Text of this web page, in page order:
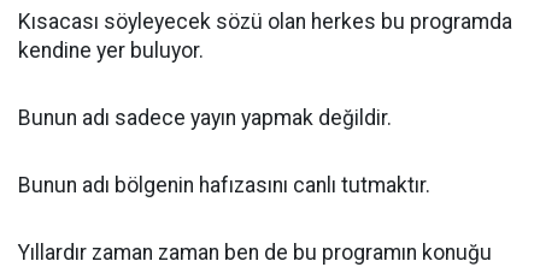
Kısacası söyleyecek sözü olan herkes bu programda
kendine yer buluyor.
Bunun adı sadece yayın yapmak değildir.
Bunun adı bölgenin hafızasını canlı tutmaktır.
Yıllardır zaman zaman ben de bu programın konuğu